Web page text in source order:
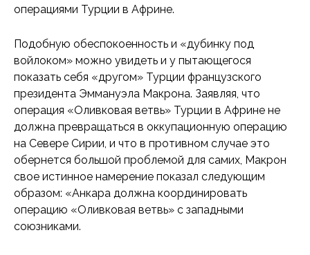
операциями Турции в Африне.
Подобную обеспокоенность и «дубинку под
войлоком» можно увидеть и у пытающегося
показать себя «другом» Турции французского
президента Эммануэла Макрона. Заявляя, что
операция «Оливковая ветвь» Турции в Африне не
должна превращаться в оккупационную операцию
на Севере Сирии, и что в противном случае это
обернется большой проблемой для самих, Макрон
свое истинное намерение показал следующим
образом: «Анкара должна координировать
операцию «Оливковая ветвь» с западными
союзниками.